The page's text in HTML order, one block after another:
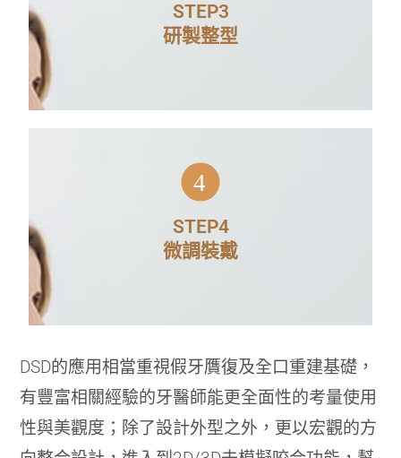
STEP3
研製整型
作成美齒貼片或全瓷牙冠。
4
STEP4
微調裝戴
將牙齒表面稍作修模調整後裝戴上正
式的美齒貼片或全瓷冠，完成微笑曲
線再設計。
DSD的應用相當重視假牙贋復及全口重建基礎，
有豐富相關經驗的牙醫師能更全面性的考量使用
性與美觀度；除了設計外型之外，更以宏觀的方